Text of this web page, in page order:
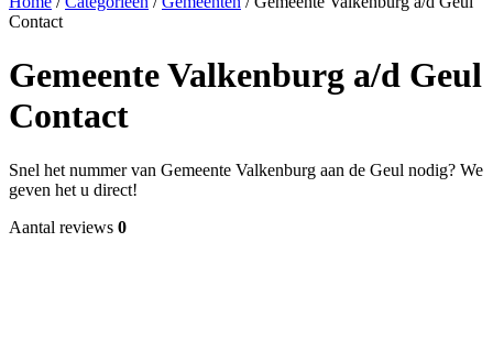
Contact
Gemeente Valkenburg a/d Geul
Contact
Snel het nummer van Gemeente Valkenburg aan de Geul nodig? We
geven het u direct!
Aantal reviews 0